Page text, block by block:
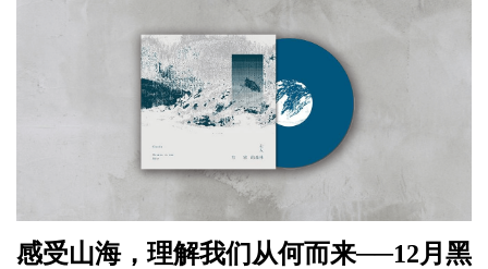
感受山海，理解我们从何而来──12月黑